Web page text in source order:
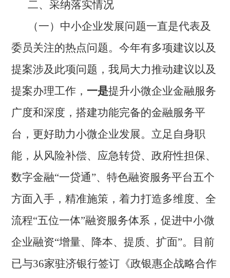
二、 采纳落实情况
（一） 中小企业发展问题一直是代表及
委员关注的热点问题。 今年有多项建议以及
提案涉及此项问题， 我局大力推动建议以及
提案办理工作， 一是提升小微企业金融服务
广度和深度，搭建功能完备的金融服务平
台，更好助力小微企业发展。立足自身职
能，从风险补偿、应急转贷、政府性担保、
数字金融“一贷通”、特色融资服务平台五个
方面入手，精准施策，着力打造多维度、全
流程“五位一体”融资服务体系，促进中小微
企业融资“增量、降本、提质、扩面”。目前
已与36家驻济银行签订《政银惠企战略合作